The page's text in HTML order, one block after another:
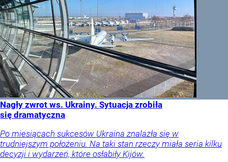
Nagły zwrot ws. Ukrainy. Sytuacja zrobiła
się dramatyczna
Po miesiącach sukcesów Ukraina znalazła się w
trudniejszym położeniu. Na taki stan rzeczy miała seria kilku
decyzji i wydarzeń, które osłabiły Kijów.